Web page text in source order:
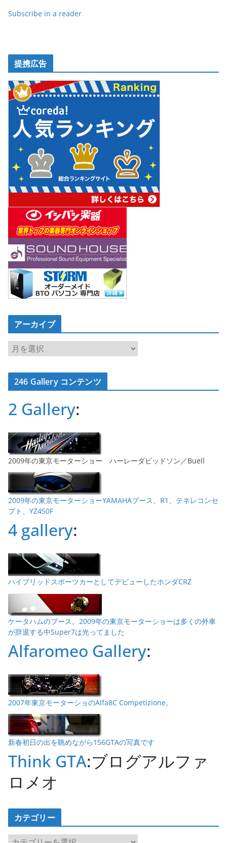
Subscribe in a reader
提携広告
アーカイブ
ア
ー
カ
イ246 Gallery コンテンツ
2 Gallery:
2009年の東京モーターショー ハーレーダビッドソン／Buell
2009年の東京モーターショーYAMAHAブース、R1、テネレコンセ
プト、YZ450F
4 gallery:
ハイブリッドスポーツカーとしてデビューしたホンダCRZ
ケータハムのブース。2009年の東京モーターショーは多くの外車
が辞退する中Super7は光ってました
Alfaromeo Gallery:
2007年東京モーターショのAlfa8C Competizione。
新春初日の出を眺めながら156GTAの写真です
Think GTA:ブログアルファ
ロメオ
カテゴリー
カ